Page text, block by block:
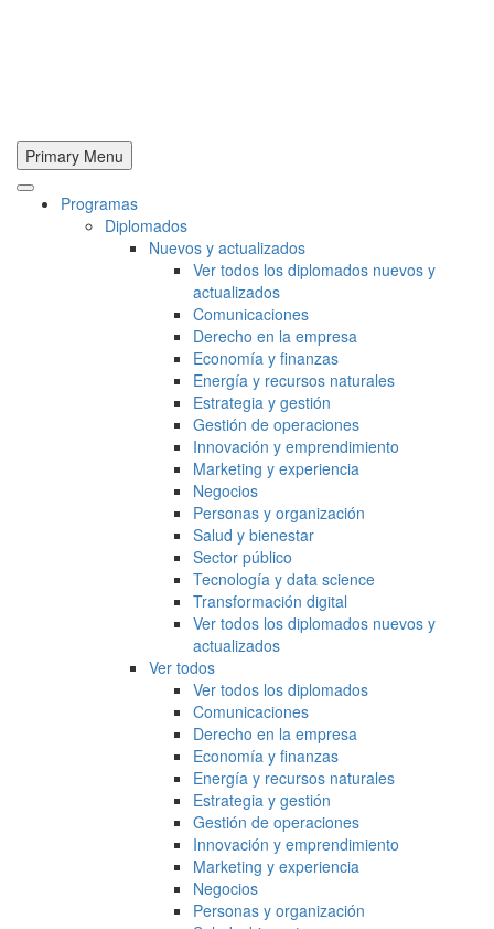
Primary Menu
Programas
Diplomados
Nuevos y actualizados
Ver todos los diplomados nuevos y
actualizados
Comunicaciones
Derecho en la empresa
Economía y finanzas
Energía y recursos naturales
Estrategia y gestión
Gestión de operaciones
Innovación y emprendimiento
Marketing y experiencia
Negocios
Personas y organización
Salud y bienestar
Sector público
Tecnología y data science
Transformación digital
Ver todos los diplomados nuevos y
actualizados
Ver todos
Ver todos los diplomados
Comunicaciones
Derecho en la empresa
Economía y finanzas
Energía y recursos naturales
Estrategia y gestión
Gestión de operaciones
Innovación y emprendimiento
Marketing y experiencia
Negocios
Personas y organización